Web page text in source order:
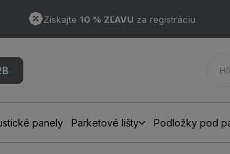
Získajte 10 % ZĽAVU za registráciu
panely Parketové lišty Podložky pod